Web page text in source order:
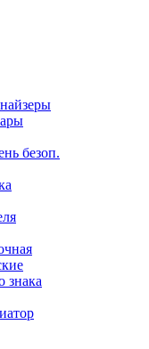
безоп.
знака